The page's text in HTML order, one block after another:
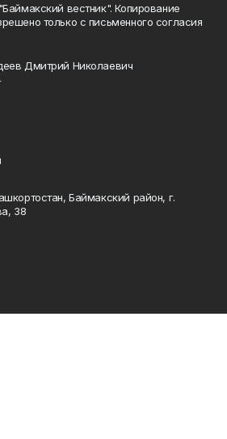
вестник". Копирование
только с письменного согласия
Дмитрий Николаевич
Баймакский район, г.
38